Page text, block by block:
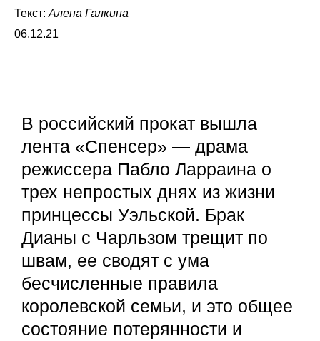
Текст: Алена Галкина
06.12.21
В российский прокат вышла
лента «Спенсер» — драма
режиссера Пабло Ларраина о
трех непростых днях из жизни
принцессы Уэльской. Брак
Дианы с Чарльзом трещит по
швам, ее сводят с ума
бесчисленные правила
королевской семьи, и это общее
состояние потерянности и